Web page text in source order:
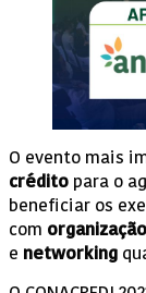
O evento mais
crédito para o
beneficiar os
com organização
e networking